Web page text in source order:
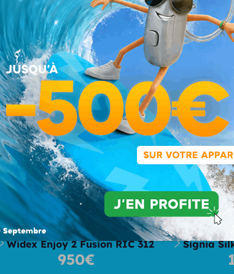
des appareils auditifs de dernière
audition est unique, nous collaborons avec les
invisibles, connectés ou rechargeables, conçus
Notre sélection d'appareils
Widex Enjoy 2 Fusion RIC 312
950€
Signia